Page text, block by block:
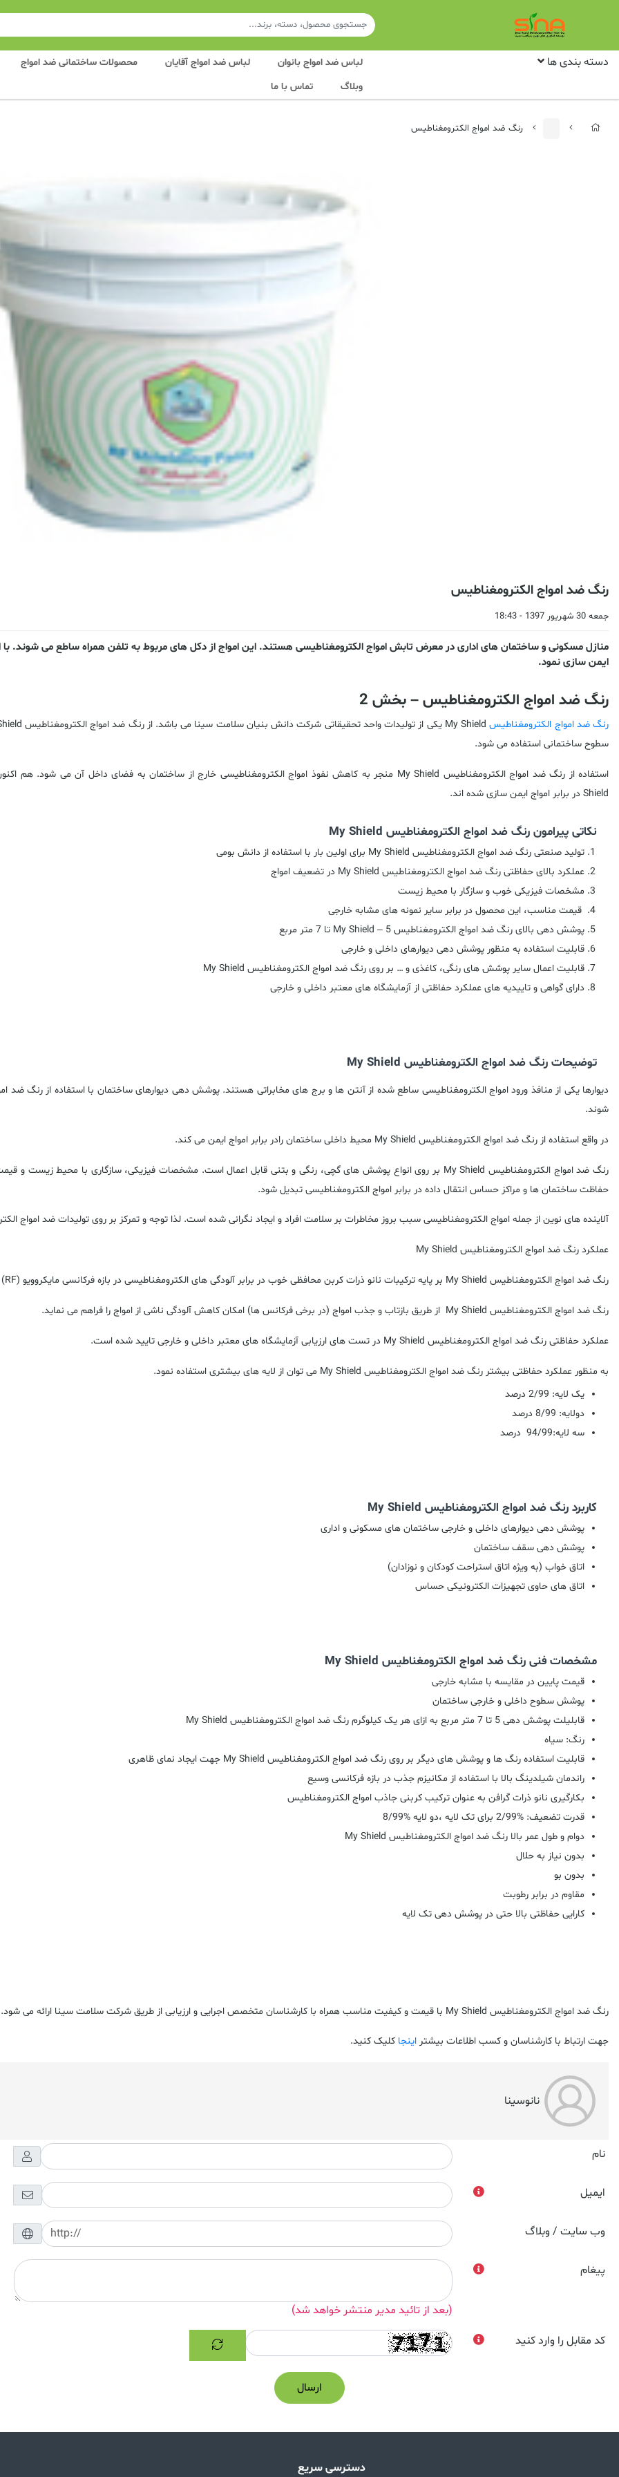
دسته بندی ها لباس ضد امواج بانوان لباس ضد امواج آقایان محصولات ساختمانی ضد امواج
وبلاگ
تماس با ما
رنگ ضد امواج الکترومغناطیس
رنگ ضد امواج الکترومغناطیس
جمعه 30 شهریور 1397 - 18:43
منازل مسکونی و ساختمان های اداری در معرض تابش امواج الکترومغناطیسی هستند. این امواج از دکل های مربوط به تلفن همراه ساطع می شوند. با
ایمن سازی نمود.
رنگ ضد امواج الکترومغناطیس – بخش 2
رنگ ضد امواج الکترومغناطیس
سطوح ساختمانی استفاده می شود.
Shield در برابر امواج ایمن سازی شده اند.
نکاتی پیرامون رنگ ضد امواج الکترومغناطیس My Shield
تولید صنعتی رنگ ضد امواج الکترومغناطیس My Shield برای اولین بار با استفاده از دانش بومی
عملکرد بالای حفاظتی رنگ ضد امواج الکترومغناطیس My Shield در تضعیف امواج
مشخصات فیزیکی خوب و سازگار با محیط زیست
قیمت مناسب، این محصول در برابر سایر نمونه های مشابه خارجی
پوشش دهی بالای رنگ ضد امواج الکترومغناطیس My Shield – 5 تا 7 متر مربع
قابلیت استفاده به منظور پوشش دهی دیوارهای داخلی و خارجی
قابلیت اعمال سایر پوشش های رنگی، کاغذی و … بر روی رنگ ضد امواج الکترومغناطیس My Shield
دارای گواهی و تاییدیه های عملکرد حفاظتی از آزمایشگاه های معتبر داخلی و خارجی
توضیحات رنگ ضد امواج الکترومغناطیس My Shield
شوند.
در واقع استفاده از رنگ ضد امواج الکترومغناطیس My Shield محیط داخلی ساختمان رادر برابر امواج ایمن می کند.
حفاظت ساختمان ها و مراکز حساس انتقال داده در برابر امواج الکترومغناطیسی تبدیل شود.
آلاینده های نوین از جمله امواج الکترومغناطیسی سبب بروز مخاطرات بر سلامت افراد و ایجاد نگرانی شده است. لذا توجه و تمرکز بر روی تولیدات ضد امواج
عملکرد رنگ ضد امواج الکترومغناطیس My Shield
رنگ ضد امواج الکترومغناطیس My Shield بر پایه ترکیبات نانو ذرات کربن محافظی خوب در برابر آلودگی های الکترومغناطیسی در بازه فرکانسی مایکروویو (RF)
رنگ ضد امواج الکترومغناطیس My Shield از طریق بازتاب و جذب امواج (در برخی فرکانس ها) امکان کاهش آلودگی ناشی از امواج را فراهم می نماید.
عملکرد حفاظتی رنگ ضد امواج الکترومغناطیس My Shield در تست های ارزیابی آزمایشگاه های معتبر داخلی و خارجی تایید شده است.
به منظور عملکرد حفاظتی بیشتر رنگ ضد امواج الکترومغناطیس My Shield می توان از لایه های بیشتری استفاده نمود.
یک لایه: 2/99 درصد
دولایه: 8/99 درصد
سه لایه:94/99 درصد
کاربرد رنگ ضد امواج الکترومغناطیس My Shield
پوشش دهی دیوارهای داخلی و خارجی ساختمان های مسکونی و اداری
پوشش دهی سقف ساختمان
اتاق خواب (به ویژه اتاق استراحت کودکان و نوزادان)
اتاق های حاوی تجهیزات الکترونیکی حساس
مشخصات فنی رنگ ضد امواج الکترومغناطیس My Shield
قیمت پایین در مقایسه با مشابه خارجی
پوشش سطوح داخلی و خارجی ساختمان
قابلیلت پوشش دهی 5 تا 7 متر مربع به ازای هر یک کیلوگرم رنگ ضد امواج الکترومغناطیس
My Shield
رنگ: سیاه
قابلیت استفاده رنگ ها و پوشش های دیگر بر روی رنگ ضد امواج الکترومغناطیس My Shield جهت ایجاد نمای ظاهری
راندمان شیلدینگ بالا با استفاده از مکانیزم جذب در بازه فرکانسی وسیع
بکارگیری نانو ذرات گرافن به عنوان ترکیب کربنی جاذب امواج الکترومغناطیس
قدرت تضعیف: %2/99 برای تک لایه ،دو لایه %8/99
دوام و طول عمر بالا رنگ ضد امواج الکترومغناطیس My Shield
بدون نیاز به حلال
بدون بو
مقاوم در برابر رطوبت
کارایی حفاظتی بالا حتی در پوشش دهی تک لایه
رنگ ضد امواج الکترومغناطیس My Shield با قیمت و کیفیت مناسب همراه با کارشناسان متخصص اجرایی و ارزیابی از طریق شرکت سلامت سینا ارائه می شود.
جهت ارتباط با کارشناسان و کسب اطلاعات بیشتر اینجا کلیک کنید.
نانوسینا
نام
ایمیل
وب سایت / وبلاگ
پیغام
(بعد از تائید مدیر منتشر خواهد شد)
کد مقابل را وارد کنید
ارسال
دسترسی سریع